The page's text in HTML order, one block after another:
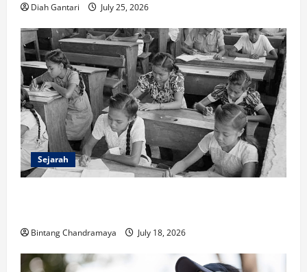
Diah Gantari July 25, 2026
Sejarah
Bintang Chandramaya July 18, 2026